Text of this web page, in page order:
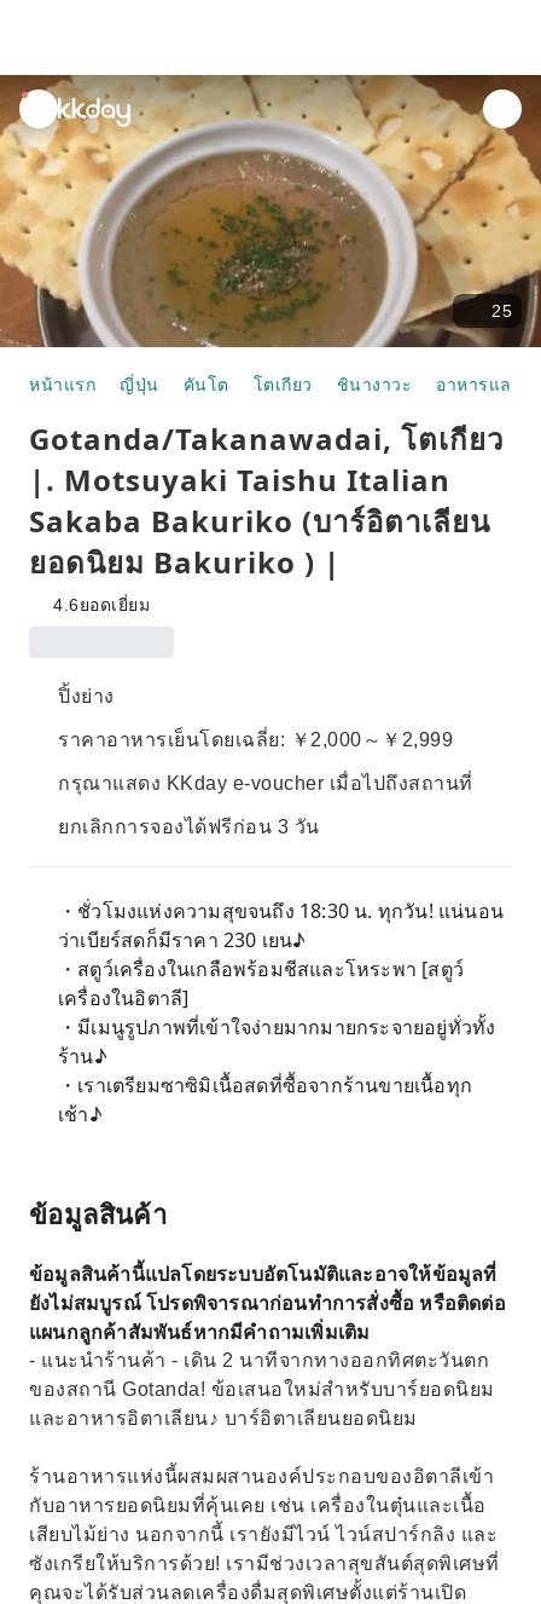
unread
notifications
25
หน้าแรก ญี่ปุ่น คันโต โตเกียว ชินางาวะ อาหารและห้
Gotanda/Takanawadai, โตเกียว
|. Motsuyaki Taishu Italian
Sakaba Bakuriko (บาร์อิตาเลียน
ยอดนิยม Bakuriko ) |
4.6ยอดเยี่ยม
ปิ้งย่าง
ราคาอาหารเย็นโดยเฉลี่ย: ￥2,000～￥2,999
กรุณาแสดง KKday e-voucher เมื่อไปถึงสถานที่
ยกเลิกการจองได้ฟรีก่อน 3 วัน
・ชั่วโมงแห่งความสุขจนถึง 18:30 น. ทุกวัน! แน่นอน
ว่าเบียร์สดก็มีราคา 230 เยน♪
・สตูว์เครื่องในเกลือพร้อมชีสและโหระพา [สตูว์
เครื่องในอิตาลี]
・มีเมนูรูปภาพที่เข้าใจง่ายมากมายกระจายอยู่ทั่วทั้ง
ร้าน♪
・เราเตรียมซาซิมิเนื้อสดที่ซื้อจากร้านขายเนื้อทุก
เช้า♪
ข้อมูลสินค้า
ข้อมูลสินค้านี้แปลโดยระบบอัตโนมัติและอาจให้ข้อมูลที่
ยังไม่สมบูรณ์ โปรดพิจารณาก่อนทำการสั่งซื้อ หรือติดต่อ
แผนกลูกค้าสัมพันธ์หากมีคำถามเพิ่มเติม
- แนะนำร้านค้า - เดิน 2 นาทีจากทางออกทิศตะวันตก
ของสถานี Gotanda! ข้อเสนอใหม่สำหรับบาร์ยอดนิยม
และอาหารอิตาเลียน♪ บาร์อิตาเลียนยอดนิยม
ร้านอาหารแห่งนี้ผสมผสานองค์ประกอบของอิตาลีเข้า
กับอาหารยอดนิยมที่คุ้นเคย เช่น เครื่องในตุ๋นและเนื้อ
เสียบไม้ย่าง นอกจากนี้ เรายังมีไวน์ ไวน์สปาร์กลิง และ
ซังเกรียให้บริการด้วย! เรามีช่วงเวลาสุขสันต์สุดพิเศษที่
คุณจะได้รับส่วนลดเครื่องดื่มสุดพิเศษตั้งแต่ร้านเปิด